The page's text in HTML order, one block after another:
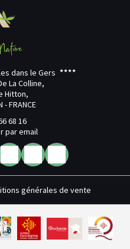
dans le Gers
La Colline,
Hitton,
- FRANCE
68 16
par email
générales de vente